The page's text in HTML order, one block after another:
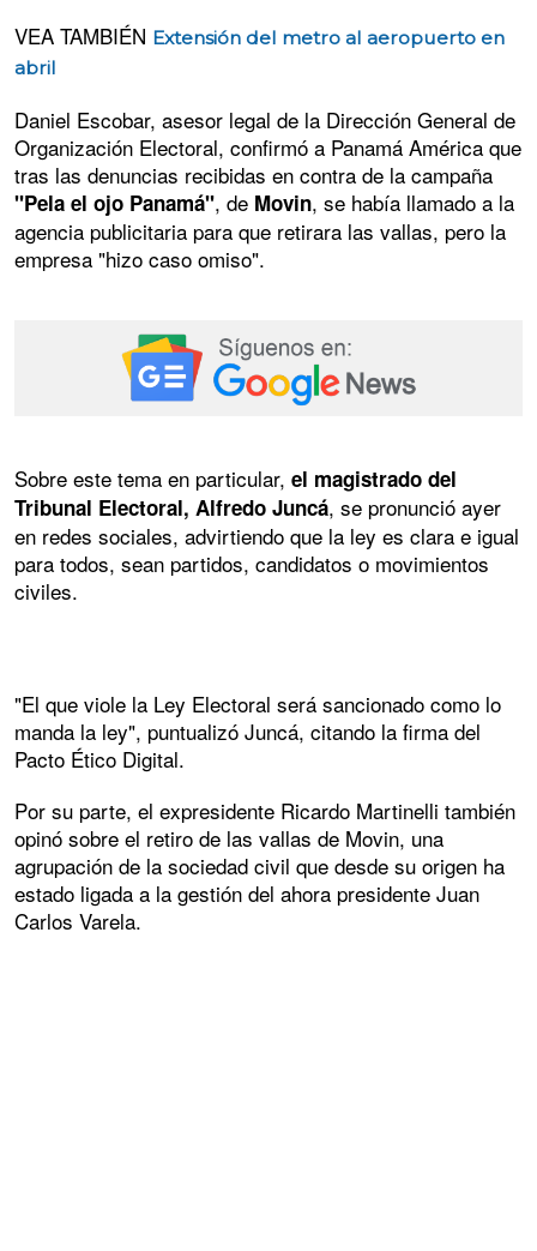
VEA TAMBIÉN Extensión del metro al aeropuerto en
abril
Daniel Escobar, asesor legal de la Dirección General de
Organización Electoral, confirmó a Panamá América que
tras las denuncias recibidas en contra de la campaña
"Pela el ojo Panamá", de Movin, se había llamado a la
agencia publicitaria para que retirara las vallas, pero la
empresa "hizo caso omiso".
Sobre este tema en particular, el magistrado del
Tribunal Electoral, Alfredo Juncá, se pronunció ayer
en redes sociales, advirtiendo que la ley es clara e igual
para todos, sean partidos, candidatos o movimientos
civiles.
"El que viole la Ley Electoral será sancionado como lo
manda la ley", puntualizó Juncá, citando la firma del
Pacto Ético Digital.
Por su parte, el expresidente Ricardo Martinelli también
opinó sobre el retiro de las vallas de Movin, una
agrupación de la sociedad civil que desde su origen ha
estado ligada a la gestión del ahora presidente Juan
Carlos Varela.